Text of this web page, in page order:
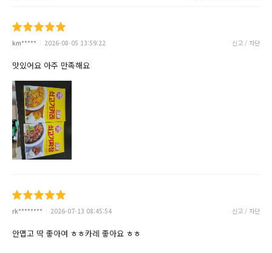
km***** 2026-08-05 13:59:22 신고 / 차단
맛있어요 아주 만족해요
rk******** 2026-07-13 08:45:54 신고 / 차단
안맵고 딱 좋아여 ㅎㅎ카레 좋아요 ㅎㅎ